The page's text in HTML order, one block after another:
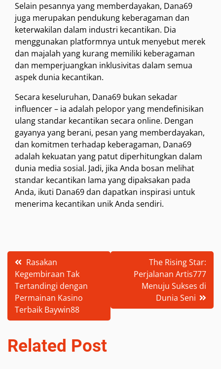
Selain pesannya yang memberdayakan, Dana69
juga merupakan pendukung keberagaman dan
keterwakilan dalam industri kecantikan. Dia
menggunakan platformnya untuk menyebut merek
dan majalah yang kurang memiliki keberagaman
dan memperjuangkan inklusivitas dalam semua
aspek dunia kecantikan.
Secara keseluruhan, Dana69 bukan sekadar
influencer – ia adalah pelopor yang mendefinisikan
ulang standar kecantikan secara online. Dengan
gayanya yang berani, pesan yang memberdayakan,
dan komitmen terhadap keberagaman, Dana69
adalah kekuatan yang patut diperhitungkan dalam
dunia media sosial. Jadi, jika Anda bosan melihat
standar kecantikan lama yang dipaksakan pada
Anda, ikuti Dana69 dan dapatkan inspirasi untuk
menerima kecantikan unik Anda sendiri.
Post
navigation
Rasakan
Kegembiraan Tak
Tertandingi dengan
Permainan Kasino
Terbaik Baywin88
The Rising Star:
Perjalanan Artis777
Menuju Sukses di
Dunia Seni
Related Post